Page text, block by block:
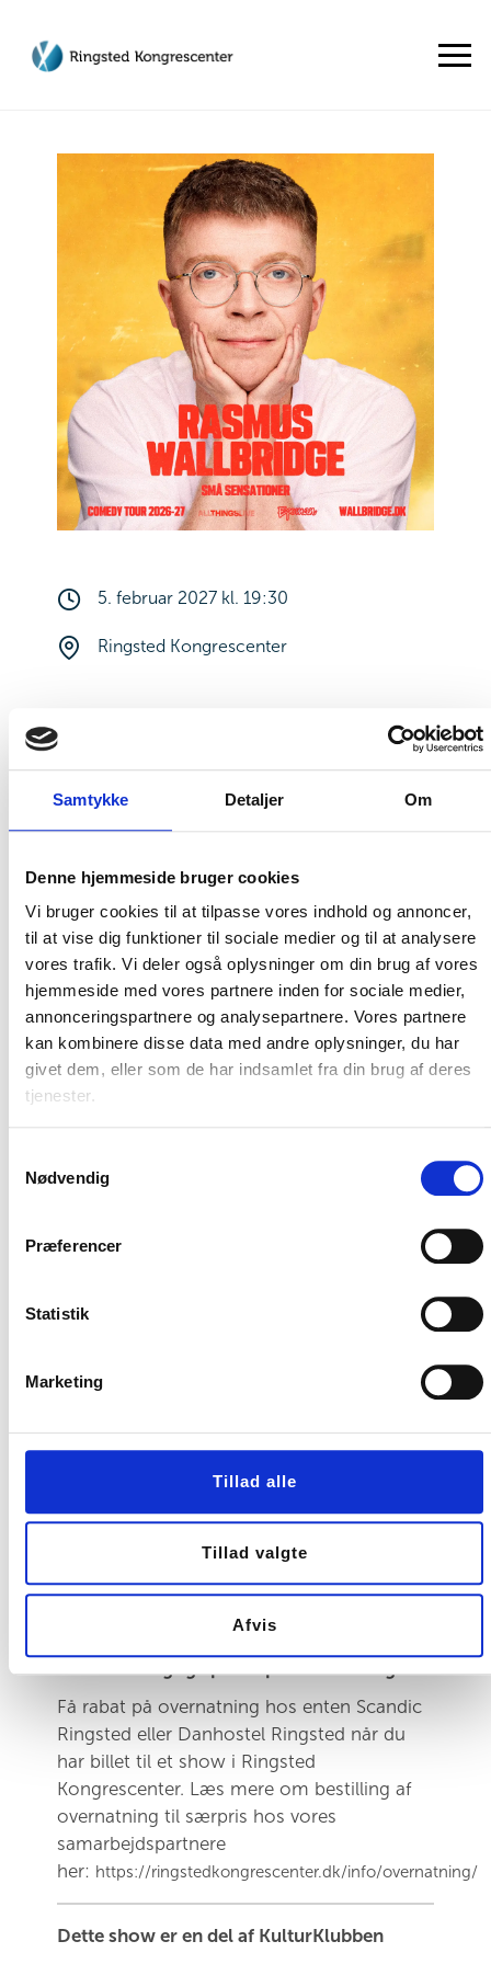
Samtykke Detaljer Om
Denne hjemmeside bruger cookies
Vi bruger cookies til at tilpasse vores indhold og annoncer,
til at vise dig funktioner til sociale medier og til at analysere
vores trafik. Vi deler også oplysninger om din brug af vores
hjemmeside med vores partnere inden for sociale medier,
annonceringspartnere og analysepartnere. Vores partnere
kan kombinere disse data med andre oplysninger, du har
givet dem, eller som de har indsamlet fra din brug af deres
tjenester.
Nødvendig
Præferencer
Statistik
Marketing
Tillad alle
Tillad valgte
Afvis
5. februar 2027 kl. 19:30
Ringsted Kongrescenter
Rasmus
Wallbridge
Rasmus Wallbridge er klar med sit første
oneman-show! Glæd jer til “Små
Sensationer” den 5. februar 2027 i Ringsted
Kongrescenter.
Rasmus Wallbridge er efterhånden blevet
umulig at overse. Med sine små, skæve
armbevægelser og et univers fyldt med
både internetbrugere og tv-seere. Nu står
hans evne til at finde det komiske i det helt
genkendelige observationer rammer et sted
publikum kan se frem til et show, hvor ét
enkelt blik kan være sjovere end hundrede
Rasmus selv lover, at der er noget at glæde
sig til – og som han siger:
med fordelagtige priser på overnatning.
Få rabat på overnatning hos enten Scandic
Ringsted eller Danhostel Ringsted når du
har billet til et show i Ringsted
Kongrescenter. Læs mere om bestilling af
overnatning til særpris hos vores
samarbejdspartnere
her: https://ringstedkongrescenter.dk/info/overnatning/
Dette show er en del af KulturKlubben